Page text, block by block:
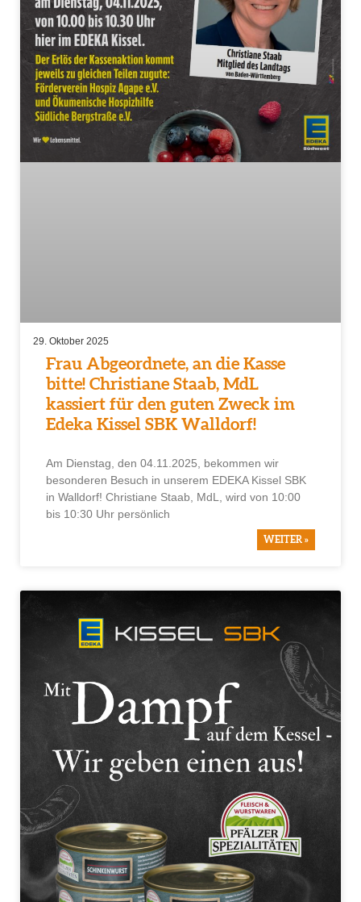
Frau Abgeordnete, an die Kasse
bitte! Christiane Staab, MdL
kassiert für den guten Zweck im
Edeka Kissel SBK Walldorf!
Am Dienstag, den 04.11.2025, bekommen wir
besonderen Besuch in unserem EDEKA Kissel SBK
in Walldorf! Christiane Staab, MdL, wird von 10:00
bis 10:30 Uhr persönlich
WEITER »
29. Oktober 2025